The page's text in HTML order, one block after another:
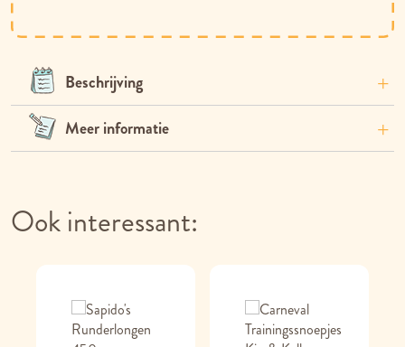
Beschrijving
Meer informatie
Ook interessant: